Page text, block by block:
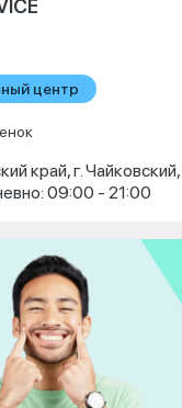
центр
09:00 - 21:00